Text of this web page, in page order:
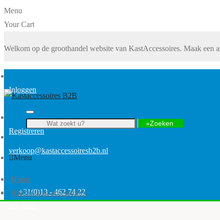
Menu
Your Cart
Welkom op de groothandel website van KastAccessoires. Maak een
Inloggen
Registreren
Zoeken
verkoop@kastaccessoiresb2b.nl
+31(0)13 - 462 74 22
Menu
Home
Kledingkast accessoires